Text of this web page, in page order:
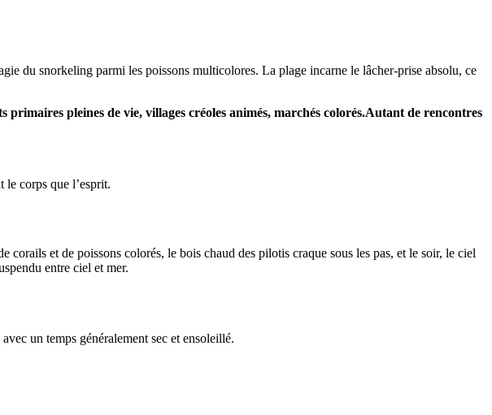
du snorkeling parmi les poissons multicolores. La plage incarne le lâcher-prise absolu, ce
pleines de vie, villages créoles animés, marchés colorés.Autant de rencontres
le corps que l’esprit.
corails et de poissons colorés, le bois chaud des pilotis craque sous les pas, et le soir, le ciel
entre ciel et mer.
un temps généralement sec et ensoleillé.